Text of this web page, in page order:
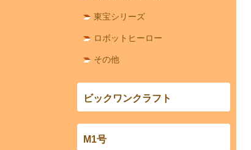
東宝シリーズ
ロボットヒーロー
その他
ビックワンクラフト
M1号